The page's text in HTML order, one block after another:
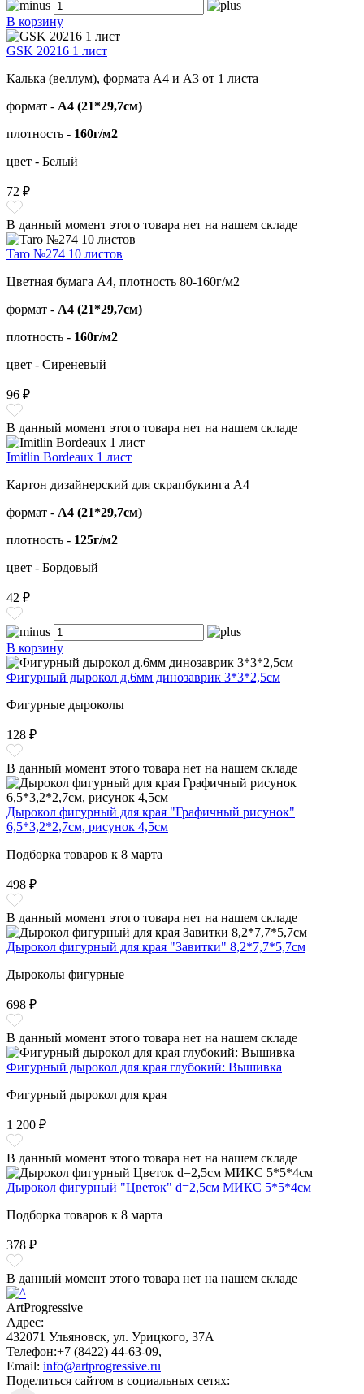
В корзину
GSK 20216 1 лист
Калька (веллум), формата А4 и А3 от 1 листа
формат - А4 (21*29,7см)
плотность - 160г/м2
цвет - Белый
72 ₽
В данный момент этого товара нет на нашем складе
Taro №274 10 листов
Цветная бумага А4, плотность 80-160г/м2
формат - А4 (21*29,7см)
плотность - 160г/м2
цвет - Сиреневый
96 ₽
В данный момент этого товара нет на нашем складе
Imitlin Bordeaux 1 лист
Картон дизайнерский для скрапбукинга А4
формат - А4 (21*29,7см)
плотность - 125г/м2
цвет - Бордовый
42 ₽
В корзину
Фигурный дырокол д.6мм динозаврик 3*3*2,5см
Фигурные дыроколы
128 ₽
В данный момент этого товара нет на нашем складе
Дырокол фигурный для края "Графичный рисунок"
6,5*3,2*2,7см, рисунок 4,5см
Подборка товаров к 8 марта
498 ₽
В данный момент этого товара нет на нашем складе
Дырокол фигурный для края "Завитки" 8,2*7,7*5,7см
Дыроколы фигурные
698 ₽
В данный момент этого товара нет на нашем складе
Фигурный дырокол для края глубокий: Вышивка
Фигурный дырокол для края
1 200 ₽
В данный момент этого товара нет на нашем складе
Дырокол фигурный "Цветок" d=2,5см МИКС 5*5*4см
Подборка товаров к 8 марта
378 ₽
В данный момент этого товара нет на нашем складе
ArtProgressive
Адрес:
432071 Ульяновск, ул. Урицкого, 37А
Телефон:+7 (8422) 44-63-09,
Email: info@artprogressive.ru
Поделиться сайтом в социальных сетях: